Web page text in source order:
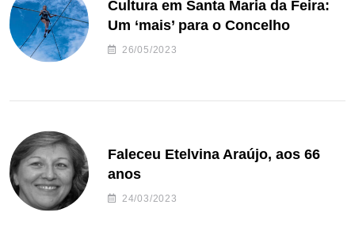
Cultura em Santa Maria da Feira:
Um ‘mais’ para o Concelho
26/05/2023
Faleceu Etelvina Araújo, aos 66
anos
24/03/2023